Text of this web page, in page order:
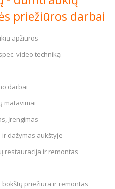
priežiūros darbai
apžiūros
video techniką
darbai
matavimai
įrengimas
dažymas aukštyje
restauracija ir remontas
priežiūra ir remontas